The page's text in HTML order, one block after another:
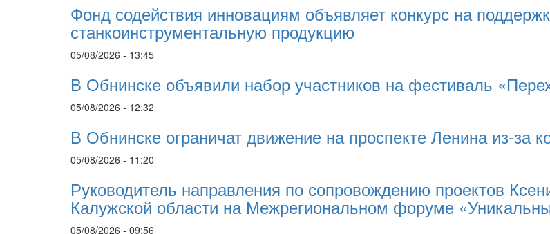
Фонд содействия инновациям объявляет конкурс на
станкоинструментальную продукцию
05/08/2026 - 13:45
В Обнинске объявили набор участников на фестиваль
05/08/2026 - 12:32
В Обнинске ограничат движение на проспекте Ленина из-за
05/08/2026 - 11:20
Руководитель направления по сопровождению проектов
Калужской области на Межрегиональном форуме
05/08/2026 - 09:56